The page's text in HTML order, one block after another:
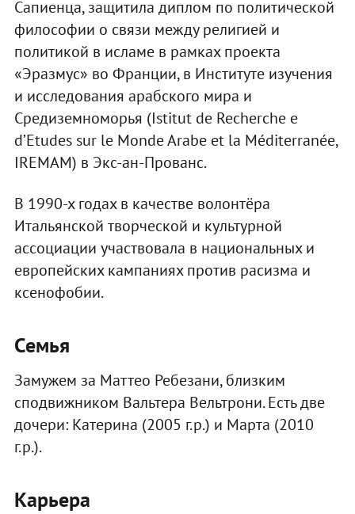
Сапиенца, защитила диплом по политической
философии о связи между религией и
политикой в исламе в рамках проекта
«Эразмус» во Франции, в Институте изучения
и исследования арабского мира и
Средиземноморья (Istitut de Recherche e
d’Etudes sur le Monde Arabe et la Méditerranée,
IREMAM) в Экс-ан-Прованс.
В 1990-х годах в качестве волонтёра
Итальянской творческой и культурной
ассоциации участвовала в национальных и
европейских кампаниях против расизма и
ксенофобии.
Семья
Замужем за Маттео Ребезани, близким
сподвижником Вальтера Вельтрони. Есть две
дочери: Катерина (2005 г.р.) и Марта (2010
г.р.).
Карьера